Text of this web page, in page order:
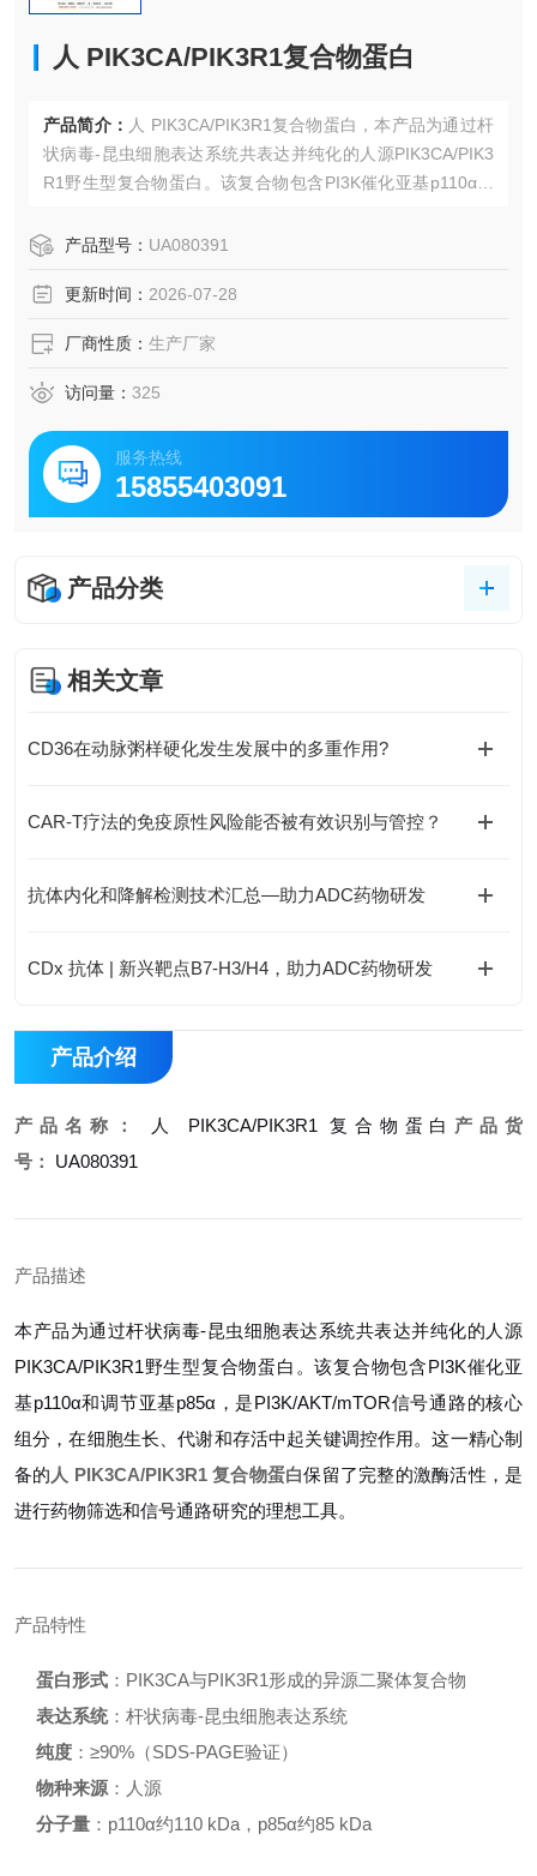
人 PIK3CA/PIK3R1复合物蛋白
产品简介： 人 PIK3CA/PIK3R1复合物蛋白，本产品为通过杆
状病毒-昆虫细胞表达系统共表达并纯化的人源PIK3CA/PIK3
R1野生型复合物蛋白。该复合物包含PI3K催化亚基p110α和
在细胞生长、代谢和存活中起关键调控作用。人 PIK3CA/PIK
信号通路研究的理想工具。
产品型号： UA080391
更新时间： 2026-07-28
厂商性质： 生产厂家
访问量： 325
服务热线
15855403091
产品分类
相关文章
CD36在动脉粥样硬化发生发展中的多重作用?
CAR-T疗法的免疫原性风险能否被有效识别与管控？
抗体内化和降解检测技术汇总—助力ADC药物研发
CDx 抗体 | 新兴靶点B7-H3/H4，助力ADC药物研发
产品介绍
产品名称： 人 PIK3CA/PIK3R1 复合物蛋白 产品货
号：
UA080391
产品描述
本产品为通过杆状病毒-昆虫细胞表达系统共表达并纯化的人源
PIK3CA/PIK3R1野生型复合物蛋白。该复合物包含PI3K催化亚
基p110α和调节亚基p85α，是PI3K/AKT/mTOR信号通路的核心
组分，在细胞生长、代谢和存活中起关键调控作用。这一精心制
备的 人 PIK3CA/PIK3R1 复合物蛋白保留了完整的激酶活性，是
进行药物筛选和信号通路研究的理想工具。
产品特性
蛋白形式 ：PIK3CA与PIK3R1形成的异源二聚体复合物
表达系统：杆状病毒-昆虫细胞表达系统
纯度 ：≥90%（SDS-PAGE验证）
物种来源 ：人源
分子量 ：p110α约110 kDa，p85α约85 kDa